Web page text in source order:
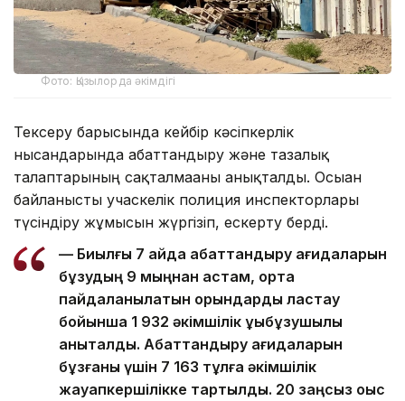
Фото: Қызылорда әкімдігі
Тексеру барысында кейбір кәсіпкерлік
нысандарында абаттандыру және тазалық
талаптарының сақталмағаны анықталды. Осыған
байланысты учаскелік полиция инспекторлары
түсіндіру жұмысын жүргізіп, ескерту берді.
— Биылғы 7 айда абаттандыру қағидаларын
бұзудың 9 мыңнан астам, ортақ
пайдаланылатын орындарды ластау
бойынша 1 932 әкімшілік құқықбұзушылық
анықталды. Абаттандыру қағидаларын
бұзғаны үшін 7 163 тұлға әкімшілік
жауапкершілікке тартылды. 20 заңсыз қоқыс